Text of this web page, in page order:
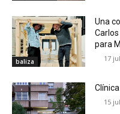
baliza
Una
para
17
15